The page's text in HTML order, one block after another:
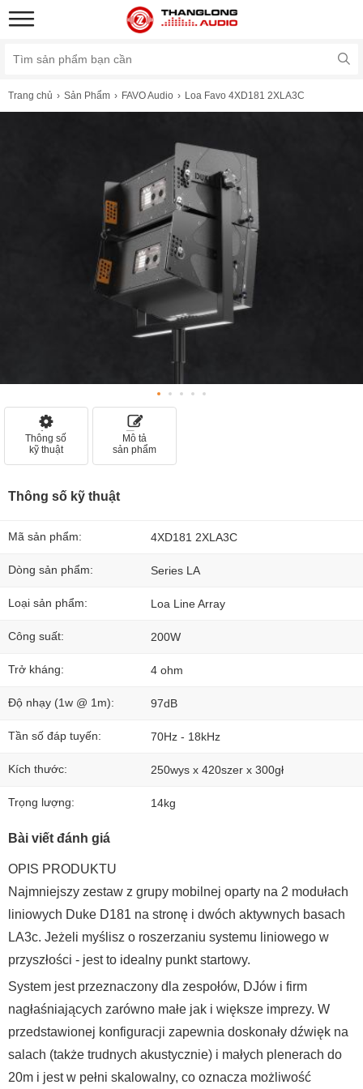
Trang chủ Sản Phẩm FAVO Audio Loa Favo 4XD181 2XLA3C
Thông số
kỹ thuật
Mô tả
sản phẩm
Thông số kỹ thuật
Mã sản phẩm: 4XD181 2XLA3C
Dòng sản phẩm: Series LA
Loại sản phẩm: Loa Line Array
Công suất: 200W
Trở kháng: 4 ohm
Độ nhạy (1w @ 1m): 97dB
Tần số đáp tuyến: 70Hz - 18kHz
Kích thước: 250wys x 420szer x 300gł
Trọng lượng: 14kg
Bài viết đánh giá
OPIS PRODUKTU
Najmniejszy zestaw z grupy mobilnej oparty na 2 modułach
liniowych Duke D181 na stronę i dwóch aktywnych basach
LA3c. Jeżeli myślisz o roszerzaniu systemu liniowego w
przyszłości - jest to idealny punkt startowy.
System jest przeznaczony dla zespołów, DJów i firm
nagłaśniających zarówno małe jak i większe imprezy. W
przedstawionej konfiguracji zapewnia doskonały dźwięk na
salach (także trudnych akustycznie) i małych plenerach do
20m i jest w pełni skalowalny, co oznacza możliwość